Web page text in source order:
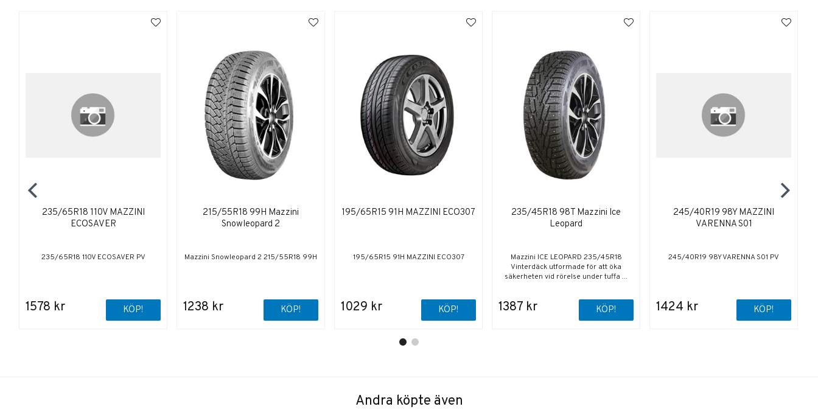
235/65R18 110V MAZZINI
ECOSAVER
235/65R18 110V ECOSAVER PV
1578 kr KÖP!
215/55R18 99H Mazzini
Snowleopard 2
Mazzini Snowleopard 2 215/55R18 99H
1238 kr KÖP!
195/65R15 91H MAZZINI ECO307
195/65R15 91H MAZZINI ECO307
1029 kr KÖP!
235/45R18 98T Mazzini Ice
Leopard
Mazzini ICE LEOPARD 235/45R18
Vinterdäck utformade för att öka
säkerheten vid rörelse under tuffa ...
1387 kr KÖP!
245/40R19 98Y MAZZINI
VARENNA S01
245/40R19 98Y VARENNA S01 PV
1424 kr KÖP!
Andra köpte även